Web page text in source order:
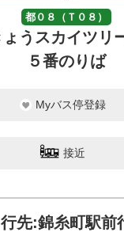
都０８（Ｔ０８）
ょうスカイツリ
５番のりば
Myバス停登録
接近
行先:錦糸町駅前